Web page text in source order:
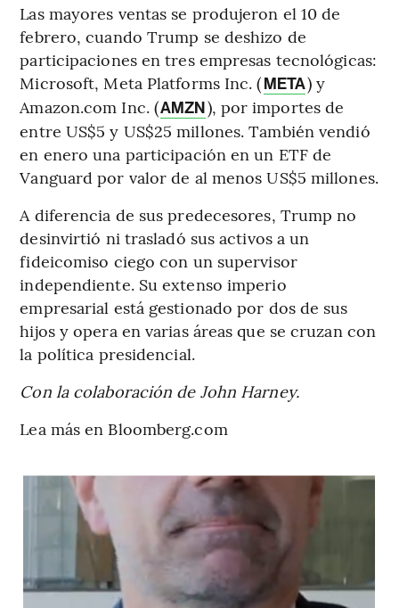
Las mayores ventas se produjeron el 10 de
febrero, cuando Trump se deshizo de
participaciones en tres empresas tecnológicas:
Microsoft, Meta Platforms Inc. (META) y
Amazon.com Inc. (AMZN), por importes de
entre US$5 y US$25 millones. También vendió
en enero una participación en un ETF de
Vanguard por valor de al menos US$5 millones.
A diferencia de sus predecesores, Trump no
desinvirtió ni trasladó sus activos a un
fideicomiso ciego con un supervisor
independiente. Su extenso imperio
empresarial está gestionado por dos de sus
hijos y opera en varias áreas que se cruzan con
la política presidencial.
Con la colaboración de John Harney.
Lea más en Bloomberg.com